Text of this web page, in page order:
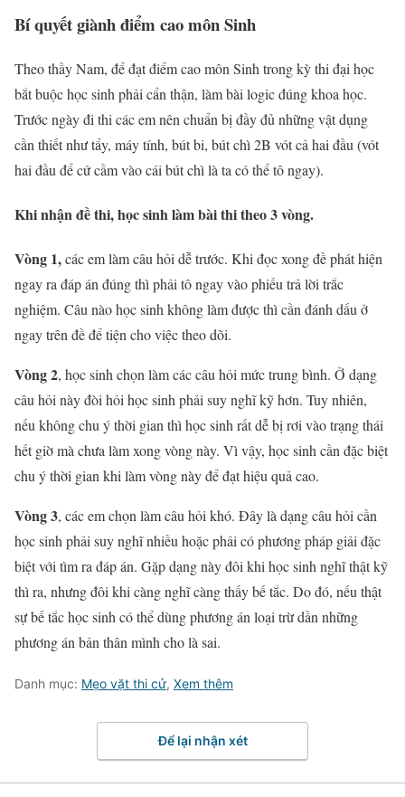
Bí quyết giành điểm cao môn Sinh
Theo thầy Nam, để đạt điểm cao môn Sinh trong kỳ thi đại học
bắt buộc học sinh phải cẩn thận, làm bài logic đúng khoa học.
Trước ngày đi thi các em nên chuẩn bị đầy đủ những vật dụng
cần thiết như tẩy, máy tính, bút bi, bút chì 2B vót cả hai đầu (vót
hai đầu để cứ cầm vào cái bút chì là ta có thể tô ngay).
Khi nhận đề thi, học sinh làm bài thi theo 3 vòng.
Vòng 1,các em làm câu hỏi dễ trước. Khi đọc xong đề phát hiện
ngay ra đáp án đúng thì phải tô ngay vào phiếu trả lời trắc
nghiệm. Câu nào học sinh không làm được thì cần đánh dấu ở
ngay trên đề để tiện cho việc theo dõi.
Vòng 2, học sinh chọn làm các câu hỏi mức trung bình. Ở dạng
câu hỏi này đòi hỏi học sinh phải suy nghĩ kỹ hơn. Tuy nhiên,
nếu không chu ý thời gian thì học sinh rất dễ bị rơi vào trạng thái
hết giờ mà chưa làm xong vòng này. Vì vậy, học sinh cần đặc biệt
chu ý thời gian khi làm vòng này để đạt hiệu quả cao.
Vòng 3, các em chọn làm câu hỏi khó. Đây là dạng câu hỏi cần
học sinh phải suy nghĩ nhiều hoặc phải có phương pháp giải đặc
biệt với tìm ra đáp án. Gặp dạng này đôi khi học sinh nghĩ thật kỹ
thì ra, nhưng đôi khi càng nghĩ càng thấy bế tắc. Do đó, nếu thật
sự bế tắc học sinh có thể dùng phương án loại trừ dần những
phương án bản thân mình cho là sai.
Danh mục: Mẹo vặt thi cử, Xem thêm
Để lại nhận xét